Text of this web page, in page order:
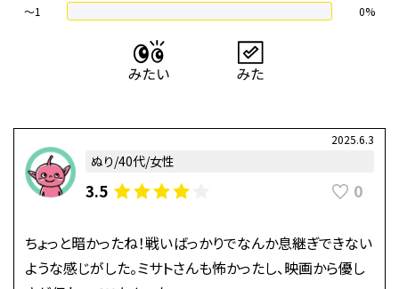
〜1
0%
2025.6.3
ぬり/40代/女性
3.5 0
ちょっと暗かったね！戦いばっかりでなんか息継ぎできない
ような感じがした。ミサトさんも怖かったし、映画から優し